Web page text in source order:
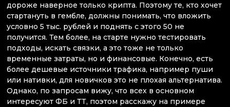
дороже наверное только крипта. Поэтому те, кто хочет
стартануть в гембле, должны понимать, что вложить
условно 5 тыс. рублей и поднять с этого 50 не
получится. Тем более, на старте нужно тестировать
подходы, искать связки, а это тоже не только
временные затраты, но и финансовые. Конечно, есть
более дешевые источники трафика, например пуши
или нативки, для новичков это не плохая альтернатива.
Однако, по запросам вижу, что всех в основном
интересуют ФБ и ТТ, поэтом расскажу на примере